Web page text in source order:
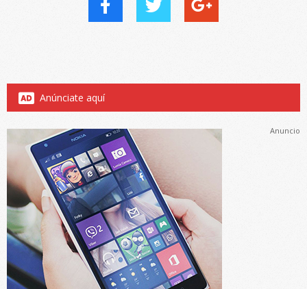
Anúnciate aquí
Anuncio